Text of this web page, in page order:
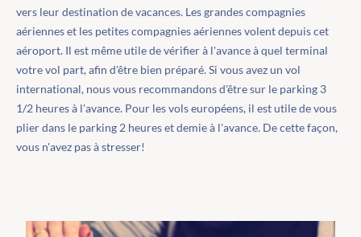
vers leur destination de vacances. Les grandes compagnies
aériennes et les petites compagnies aériennes volent depuis cet
aéroport. Il est même utile de vérifier à l'avance à quel terminal
votre vol part, afin d'être bien préparé. Si vous avez un vol
international, nous vous recommandons d'être sur le parking 3
1/2 heures à l'avance. Pour les vols européens, il est utile de vous
plier dans le parking 2 heures et demie à l'avance. De cette façon,
vous n'avez pas à stresser!